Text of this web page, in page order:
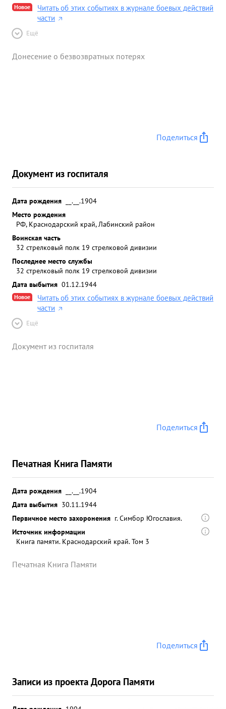
Новое
Читать об этих событиях в журнале боевых действий
части
Ещё
Донесение о безвозвратных потерях
Поделиться
Документ из госпиталя
Дата рождения
__.__.1904
Место рождения
РФ, Краснодарский край, Лабинский район
Воинская часть
32 стрелковый полк 19 стрелковой дивизии
Последнее место службы
32 стрелковый полк 19 стрелковой дивизии
Дата выбытия 01.12.1944
Новое
Читать об этих событиях в журнале боевых действий
части
Ещё
Документ из госпиталя
Поделиться
Печатная Книга Памяти
Дата рождения
__.__.1904
Дата выбытия 30.11.1944
Первичное место захоронения г. Симбор Югославия.
Источник информации
Книга памяти. Краснодарский край. Том 3
Печатная Книга Памяти
Поделиться
Записи из проекта Дорога Памяти